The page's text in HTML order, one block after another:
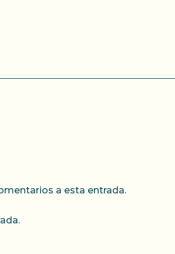
a esta entrada.